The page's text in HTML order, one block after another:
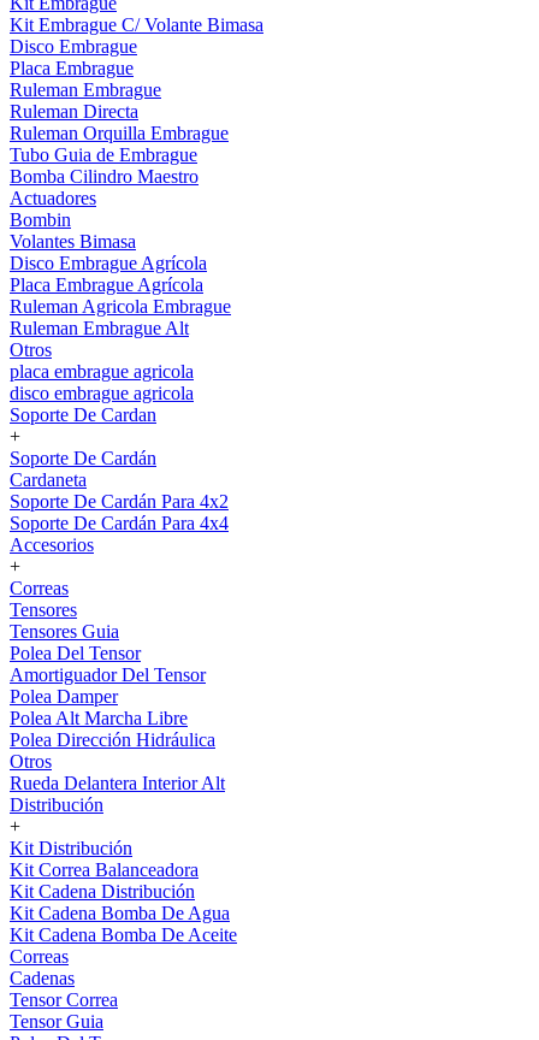
Kit Embrague C/ Volante Bimasa
Disco Embrague
Placa Embrague
Ruleman Embrague
Ruleman Directa
Ruleman Orquilla Embrague
Tubo Guia de Embrague
Bomba Cilindro Maestro
Actuadores
Bombin
Volantes Bimasa
Disco Embrague Agrícola
Placa Embrague Agrícola
Ruleman Agricola Embrague
Ruleman Embrague Alt
Otros
placa embrague agricola
disco embrague agricola
Soporte De Cardan
+
Soporte De Cardán
Cardaneta
Soporte De Cardán Para 4x2
Soporte De Cardán Para 4x4
Accesorios
+
Correas
Tensores
Tensores Guia
Polea Del Tensor
Amortiguador Del Tensor
Polea Damper
Polea Alt Marcha Libre
Polea Dirección Hidráulica
Otros
Rueda Delantera Interior Alt
Distribución
+
Kit Distribución
Kit Correa Balanceadora
Kit Cadena Distribución
Kit Cadena Bomba De Agua
Kit Cadena Bomba De Aceite
Correas
Cadenas
Tensor Correa
Tensor Guia